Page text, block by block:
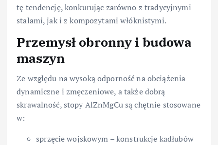
tę tendencję, konkurując zarówno z tradycyjnymi
stalami, jak i z kompozytami włóknistymi.
Przemysł obronny i budowa
maszyn
Ze względu na wysoką odporność na obciążenia
dynamiczne i zmęczeniowe, a także dobrą
skrawalność, stopy AlZnMgCu są chętnie stosowane
w:
sprzęcie wojskowym – konstrukcje kadłubów